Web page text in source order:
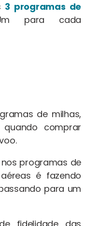
3 programas de
para cada
de milhas,
comprar
programas de
é fazendo
para um